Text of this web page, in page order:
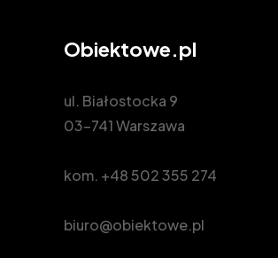
Obiektowe.pl
ul. Białostocka 9
03-741 Warszawa
kom. +48 502 355 274
biuro@obiektowe.pl